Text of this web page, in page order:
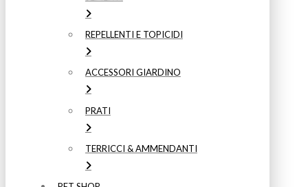
REPELLENTI E TOPICIDI
ACCESSORI GIARDINO
PRATI
TERRICCI & AMMENDANTI